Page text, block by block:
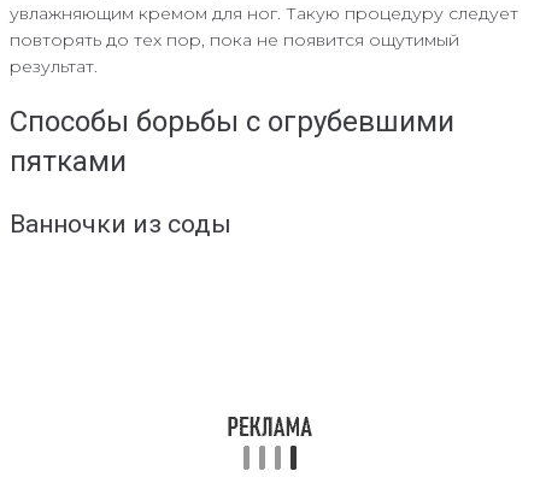
увлажняющим кремом для ног. Такую процедуру следует
повторять до тех пор, пока не появится ощутимый
результат.
Способы борьбы с огрубевшими
пятками
Ванночки из соды